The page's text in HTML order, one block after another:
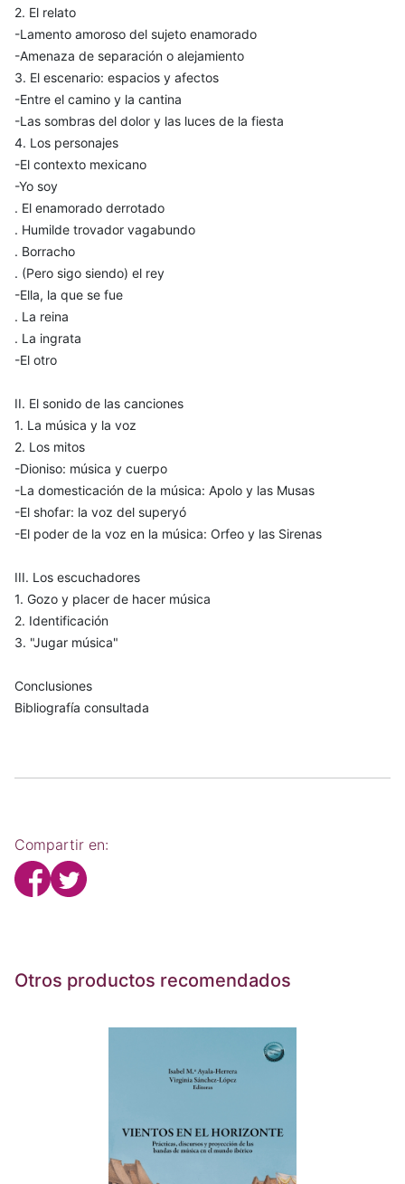
2. El relato
-Lamento amoroso del sujeto enamorado
-Amenaza de separación o alejamiento
3. El escenario: espacios y afectos
-Entre el camino y la cantina
-Las sombras del dolor y las luces de la fiesta
4. Los personajes
-El contexto mexicano
-Yo soy
. El enamorado derrotado
. Humilde trovador vagabundo
. Borracho
. (Pero sigo siendo) el rey
-Ella, la que se fue
. La reina
. La ingrata
-El otro
II. El sonido de las canciones
1. La música y la voz
2. Los mitos
-Dioniso: música y cuerpo
-La domesticación de la música: Apolo y las Musas
-El shofar: la voz del superyó
-El poder de la voz en la música: Orfeo y las Sirenas
III. Los escuchadores
1. Gozo y placer de hacer música
2. Identificación
3. "Jugar música"
Conclusiones
Bibliografía consultada
Compartir en:
Otros productos recomendados